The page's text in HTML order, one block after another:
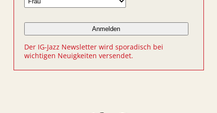
Der IG-Jazz Newsletter wird sporadisch bei
wichtigen Neuigkeiten versendet.